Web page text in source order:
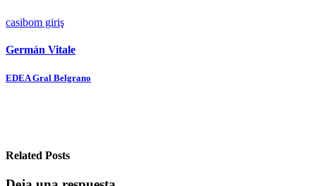
casibom giriş
Germán Vitale
Navegación
EDEA Gral Belgrano
Related Posts